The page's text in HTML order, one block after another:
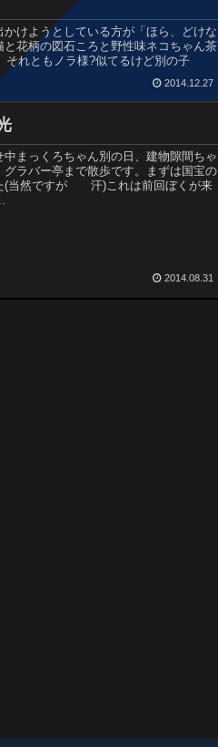
けようとしている方が「ほら、どけな
花柄の図石ころと野性味ネコちゃん茶
れともノラ様?似てるけど別の子
2014.12.27
まっくろちゃん別の日、建物隙間ちゃ
ラバー亭まで散歩です。まずは国宝の
(当然ですが 汗)これは前回ぼくが来
2014.08.31